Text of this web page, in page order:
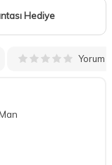
Hediye
Yorum